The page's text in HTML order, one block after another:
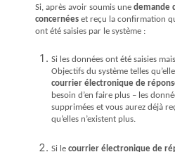
Si, après avoir soumis une demande
concernées et reçu la confirmation
ont été saisies par le système :
Si les données ont été saisies
Objectifsdu système telles
courrier électronique de
besoin d’en faire plus – les
supprimées et vous aurez déjà
qu’elles n’existent plus.
Si le courrier électronique de